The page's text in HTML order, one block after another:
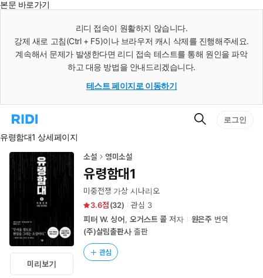
본문 바로가기
리디 접속이 원활하지 않습니다.
강제 새로 고침(Ctrl + F5)이나 브라우저 캐시 삭제를 진행해주세요.
계속해서 문제가 발생한다면 리디 접속 테스트를 통해 원인을 파악
하고 대응 방법을 안내드리겠습니다.
테스트 페이지로 이동하기
리
홈
로
검
로그인
유령함대1 상세페이지
미리보기
소설 영미소설
유령함대1
미중전쟁 가상 시나리오
3.6
(32) 관심 3
피터 W. 싱어, 오거스트 콜저자 원은주 번역
(주)살림출판사출판
관심